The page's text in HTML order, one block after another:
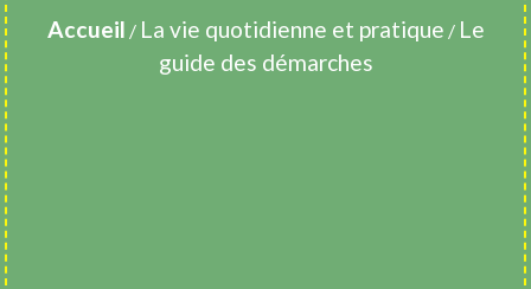
Accueil / La vie quotidienne et pratique / Le
guide des démarches